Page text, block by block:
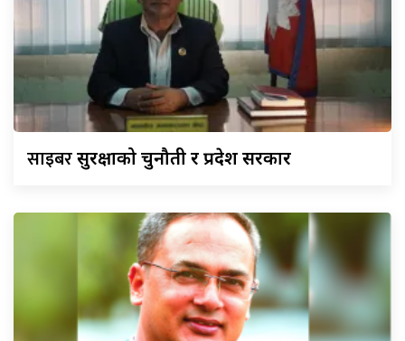
साइबरसुरक्षाको चुनौती र प्रदेश सरकार